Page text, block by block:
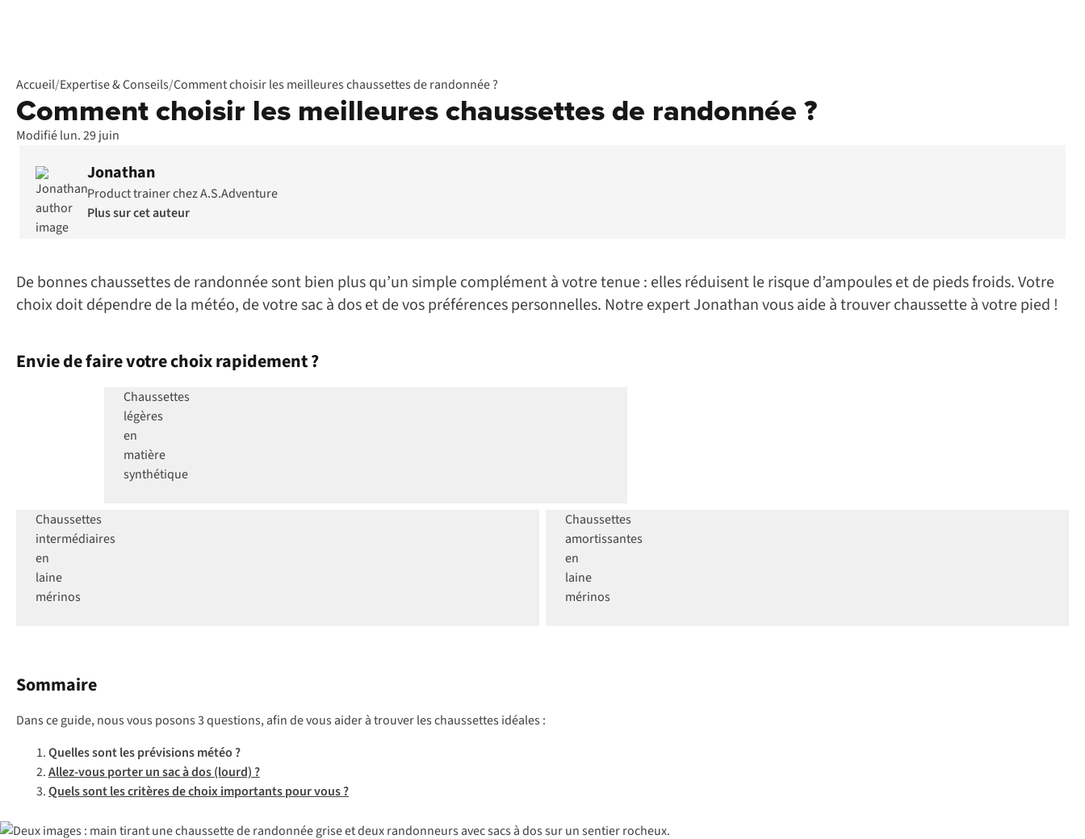
Accueil/Expertise & Conseils/Comment choisir les meilleures chaussettes de randonnée ?
Comment choisir les meilleures chaussettes de randonnée ?
Modifié lun. 29 juin
Jonathan
Product trainer chez A.S.Adventure
Plus sur cet auteur
De bonnes chaussettes de randonnée sont bien plus qu’un simple complément à votre tenue : elles réduisent le risque d’ampoules et de pieds froids. Votre
choix doit dépendre de la météo, de votre sac à dos et de vos préférences personnelles. Notre expert Jonathan vous aide à trouver chaussette à votre pied !
Envie de faire votre choix rapidement ?
Randonnée
Chaussettes
légères
en
matière
synthétique
Chaussettes
intermédiaires
en
laine
mérinos
Chaussettes
amortissantes
en
laine
mérinos
Sommaire
Dans ce guide, nous vous posons 3 questions, afin de vous aider à trouver les chaussettes idéales :
Quelles sont les prévisions météo ?
Allez-vous porter un sac à dos (lourd) ?
Quels sont les critères de choix importants pour vous ?